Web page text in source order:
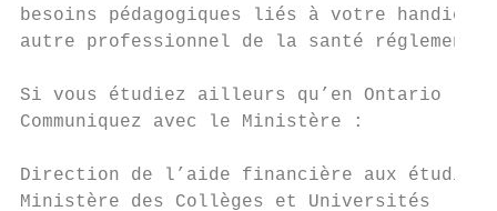
besoins pédagogiques liés à votre
autre professionnel de la santé
Si vous étudiez ailleurs qu’en Ontario
Communiquez avec le Ministère :
Direction de l’aide financière aux
Ministère des Collèges et Universités